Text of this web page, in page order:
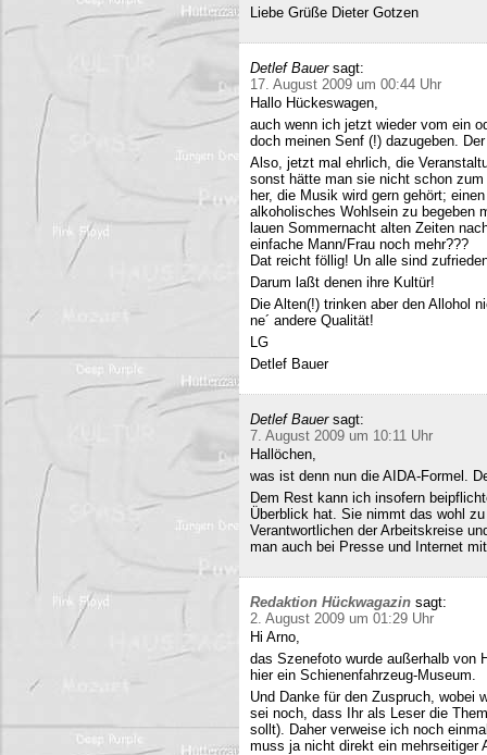
Liebe Grüße Dieter Gotzen
Detlef Bauer sagt:
17. August 2009 um 00:44 Uhr
Hallo Hückeswagen,
auch wenn ich jetzt wieder vom ein
doch meinen Senf (!) dazugeben.
Also, jetzt mal ehrlich, die
sonst hätte man sie nicht schon
her, die Musik wird gern gehört;
alkoholisches Wohlsein zu begeben
lauen Sommernacht alten Zeiten
einfache Mann/Frau noch mehr???
Dat reicht föllig! Un alle sind
Darum laßt denen ihre Kultür!
Die Alten(!) trinken aber den Allohol
ne´ andere Qualität!
LG
Detlef Bauer
Detlef Bauer sagt:
7. August 2009 um 10:11 Uhr
Hallöchen,
was ist denn nun die AIDA-Formel.
Dem Rest kann ich insofern
Überblick hat. Sie nimmt das wohl
Verantwortlichen der Arbeitskreise
man auch bei Presse und Internet
Redaktion Hückwagazin sagt:
2. August 2009 um 01:29 Uhr
Hi Arno,
das Szenefoto wurde außerhalb von
hier ein Schienenfahrzeug-Museum.
Und Danke für den Zuspruch, wobei
sei noch, dass Ihr als Leser die
sollt). Daher verweise ich noch
muss ja nicht direkt ein mehrseitiger